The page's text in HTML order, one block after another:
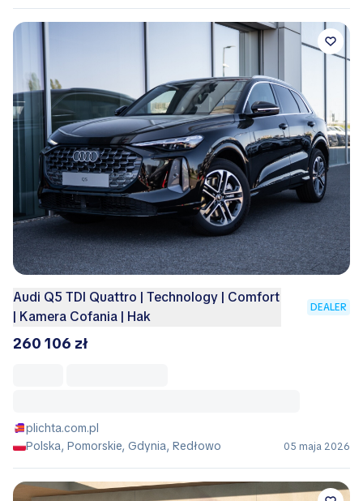
Audi Q5 TDI Quattro | Technology | Comfort
| Kamera Cofania | Hak
DEALER
260 106 zł
plichta.com.pl
Polska, Pomorskie, Gdynia, Redłowo
05 maja 2026